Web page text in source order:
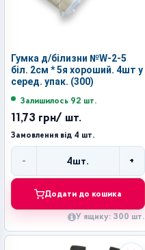
Гумка д/білизни №W-2-5
біл. 2см * 5я хороший. 4шт у
серед. упак. (300)
Залишилось 92 шт.
11,73 грн/ шт.
Замовлення від 4 шт.
- 4 шт. +
Додати до кошика
У ящику: 300 шт.